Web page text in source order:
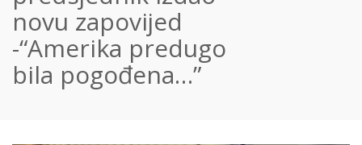
novu zapovijed
-“Amerika predugo
bila pogođena…”